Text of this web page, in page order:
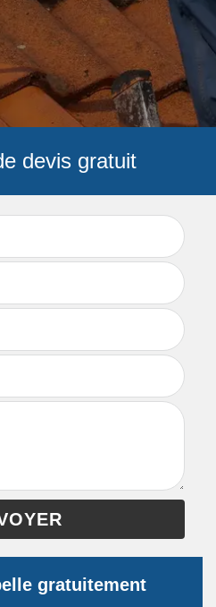
devis gratuit
gratuitement